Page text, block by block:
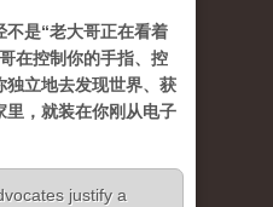
不是“老大哥正在看着
在控制你的手指、控
独立地去发现世界、获
里，就装在你刚从电子
justify a